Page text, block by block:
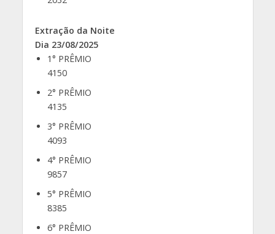
Extração da Noite
Dia 23/08/2025
1° PRÊMIO
4150
2° PRÊMIO
4135
3° PRÊMIO
4093
4° PRÊMIO
9857
5° PRÊMIO
8385
6° PRÊMIO